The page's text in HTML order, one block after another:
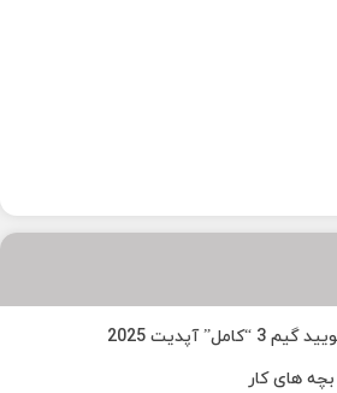
آپدیت 2025
های کار